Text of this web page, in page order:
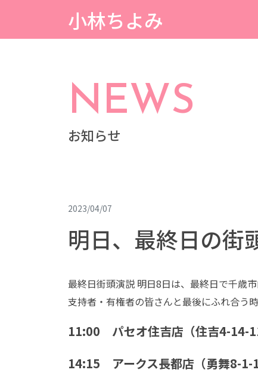
小林ちよみ
NEWS
お知らせ
2023/04/07
明日、最終日の街
最終日街頭演説 明日8日は、最終日で千歳
支持者・有権者の皆さんと最後にふれ合う
11:00 パセオ住吉店（住吉4-14-
14:15 アークス長都店（勇舞8-1-1